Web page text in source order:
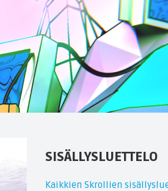
SISÄLLYSLUETTELO
Kaikkien Skrollien